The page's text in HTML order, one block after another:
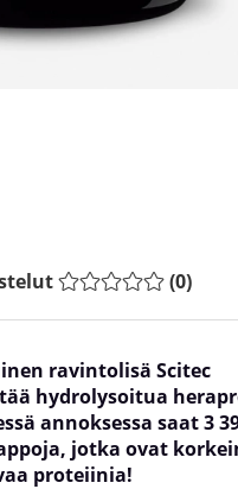
(0)
ravintolisä Scitec
hydrolysoitua
annoksessa saat 3
jotka ovat
proteiinia!